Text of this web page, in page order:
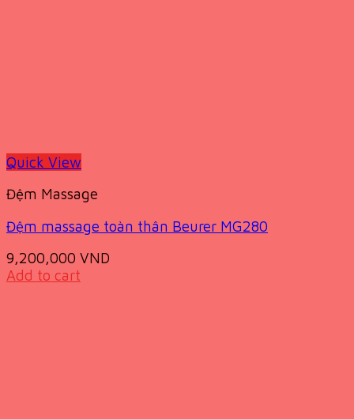
Quick View
Đệm Massage
Đệm massage toàn thân Beurer MG280
9,200,000 VND
Add to cart